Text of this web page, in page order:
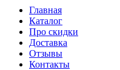
Главная
Каталог
Про скидки
Доставка
Отзывы
Контакты